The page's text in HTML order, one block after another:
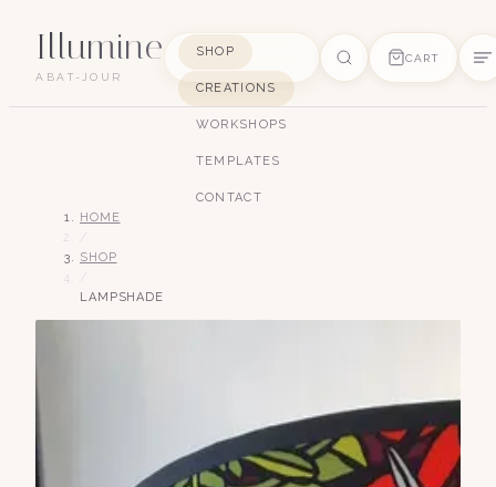
Illumine
ABAT-JOUR
SHOP
CREATIONS
WORKSHOPS
TEMPLATES
CONTACT
CART
HOME
SHOP
LAMPSHADE